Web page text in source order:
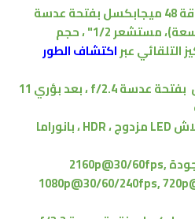
48 ميجابكسل
بفتحة عدسة
، حجم
التلقائي عبراكتشاف الطور
بفتحة عدسة f/2.4 ،
بعد بؤري 11
فلاش LED مزدوج ، HDR ، بانوراما
بجودة 2160p@30/60fps,
1080p@30/60/240fps,